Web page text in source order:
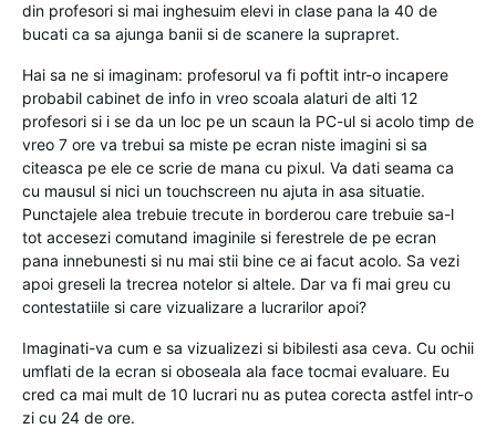
din profesori si mai inghesuim elevi in clase pana la 40 de
bucati ca sa ajunga banii si de scanere la suprapret.
Hai sa ne si imaginam: profesorul va fi poftit intr-o incapere
probabil cabinet de info in vreo scoala alaturi de alti 12
profesori si i se da un loc pe un scaun la PC-ul si acolo timp de
vreo 7 ore va trebui sa miste pe ecran niste imagini si sa
citeasca pe ele ce scrie de mana cu pixul. Va dati seama ca
cu mausul si nici un touchscreen nu ajuta in asa situatie.
Punctajele alea trebuie trecute in borderou care trebuie sa-l
tot accesezi comutand imaginile si ferestrele de pe ecran
pana innebunesti si nu mai stii bine ce ai facut acolo. Sa vezi
apoi greseli la trecrea notelor si altele. Dar va fi mai greu cu
contestatiile si care vizualizare a lucrarilor apoi?
Imaginati-va cum e sa vizualizezi si bibilesti asa ceva. Cu ochii
umflati de la ecran si oboseala ala face tocmai evaluare. Eu
cred ca mai mult de 10 lucrari nu as putea corecta astfel intr-o
zi cu 24 de ore.